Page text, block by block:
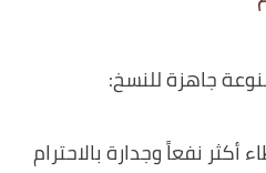
جاهزة للنسخ:
أكثر نفعاً وجدارة بالاحترام